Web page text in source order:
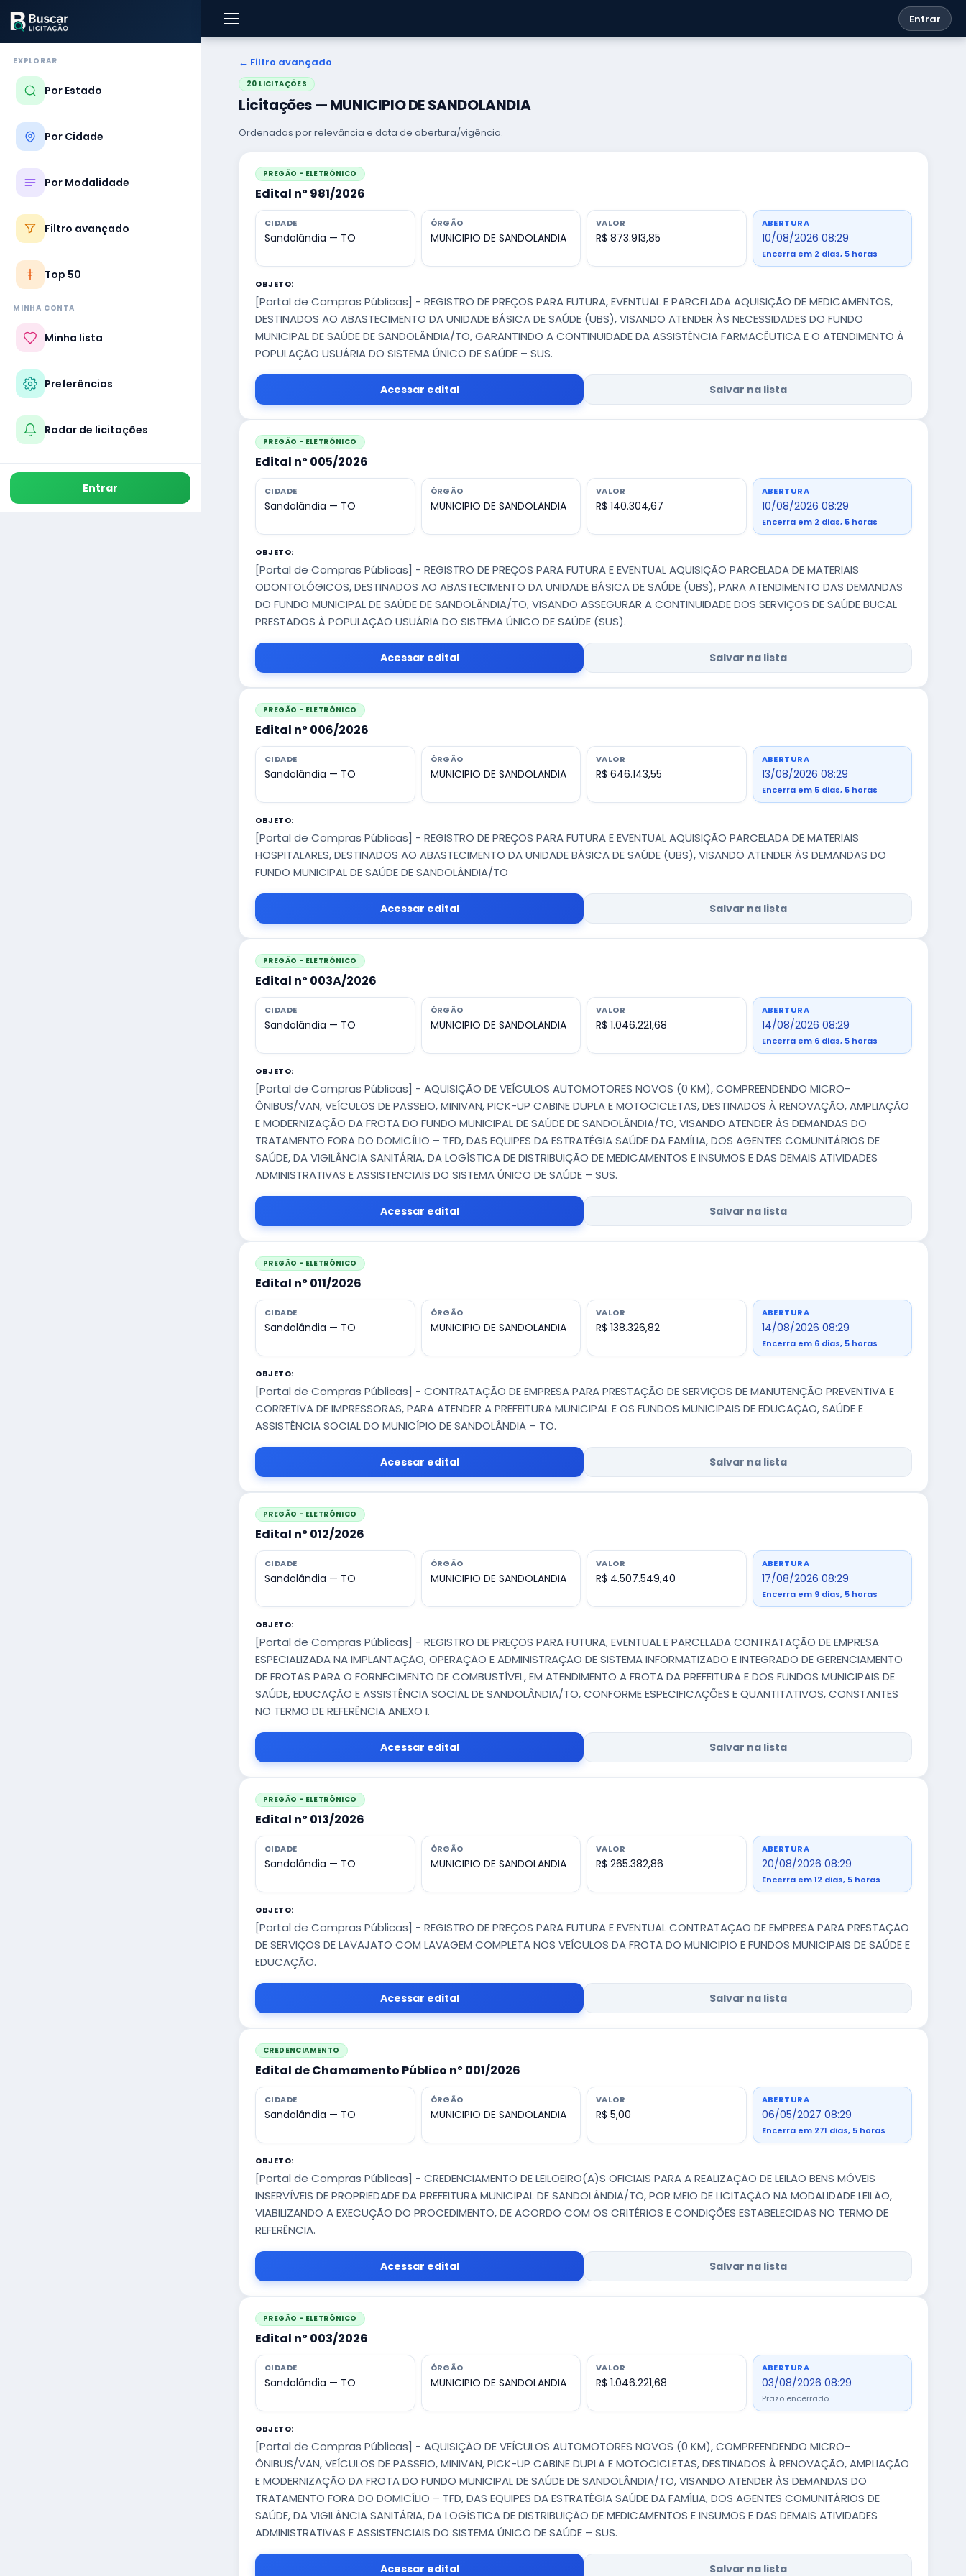
Entrar
EXPLORAR
Por Estado
Por Cidade
Por Modalidade
Filtro avançado
Top 50
MINHA CONTA
Minha lista
Preferências
Radar de licitações
Entrar
← Filtro avançado
20 LICITAÇÕES
Licitações — MUNICIPIO DE SANDOLANDIA
Ordenadas por relevância e data de abertura/vigência.
PREGÃO - ELETRÔNICO
Edital nº 981/2026
CIDADE
Sandolândia — TO
ÓRGÃO
MUNICIPIO DE SANDOLANDIA
VALOR
R$ 873.913,85
ABERTURA
10/08/2026 08:29
Encerra em 2 dias, 5 horas
OBJETO:
[Portal de Compras Públicas] - REGISTRO DE PREÇOS PARA FUTURA, EVENTUAL E PARCELADA AQUISIÇÃO DE MEDICAMENTOS,
DESTINADOS AO ABASTECIMENTO DA UNIDADE BÁSICA DE SAÚDE (UBS), VISANDO ATENDER ÀS NECESSIDADES DO FUNDO
MUNICIPAL DE SAÚDE DE SANDOLÂNDIA/TO, GARANTINDO A CONTINUIDADE DA ASSISTÊNCIA FARMACÊUTICA E O ATENDIMENTO À
POPULAÇÃO USUÁRIA DO SISTEMA ÚNICO DE SAÚDE – SUS.
Acessar edital Salvar na lista
PREGÃO - ELETRÔNICO
Edital nº 005/2026
CIDADE
Sandolândia — TO
ÓRGÃO
MUNICIPIO DE SANDOLANDIA
VALOR
R$ 140.304,67
ABERTURA
10/08/2026 08:29
Encerra em 2 dias, 5 horas
OBJETO:
[Portal de Compras Públicas] - REGISTRO DE PREÇOS PARA FUTURA E EVENTUAL AQUISIÇÃO PARCELADA DE MATERIAIS
ODONTOLÓGICOS, DESTINADOS AO ABASTECIMENTO DA UNIDADE BÁSICA DE SAÚDE (UBS), PARA ATENDIMENTO DAS DEMANDAS
DO FUNDO MUNICIPAL DE SAÚDE DE SANDOLÂNDIA/TO, VISANDO ASSEGURAR A CONTINUIDADE DOS SERVIÇOS DE SAÚDE BUCAL
PRESTADOS À POPULAÇÃO USUÁRIA DO SISTEMA ÚNICO DE SAÚDE (SUS).
Acessar edital Salvar na lista
PREGÃO - ELETRÔNICO
Edital nº 006/2026
CIDADE
Sandolândia — TO
ÓRGÃO
MUNICIPIO DE SANDOLANDIA
VALOR
R$ 646.143,55
ABERTURA
13/08/2026 08:29
Encerra em 5 dias, 5 horas
OBJETO:
[Portal de Compras Públicas] - REGISTRO DE PREÇOS PARA FUTURA E EVENTUAL AQUISIÇÃO PARCELADA DE MATERIAIS
HOSPITALARES, DESTINADOS AO ABASTECIMENTO DA UNIDADE BÁSICA DE SAÚDE (UBS), VISANDO ATENDER ÀS DEMANDAS DO
FUNDO MUNICIPAL DE SAÚDE DE SANDOLÂNDIA/TO
Acessar edital Salvar na lista
PREGÃO - ELETRÔNICO
Edital nº 003A/2026
CIDADE
Sandolândia — TO
ÓRGÃO
MUNICIPIO DE SANDOLANDIA
VALOR
R$ 1.046.221,68
ABERTURA
14/08/2026 08:29
Encerra em 6 dias, 5 horas
OBJETO:
[Portal de Compras Públicas] - AQUISIÇÃO DE VEÍCULOS AUTOMOTORES NOVOS (0 KM), COMPREENDENDO MICRO-
ÔNIBUS/VAN, VEÍCULOS DE PASSEIO, MINIVAN, PICK-UP CABINE DUPLA E MOTOCICLETAS, DESTINADOS À RENOVAÇÃO, AMPLIAÇÃO
E MODERNIZAÇÃO DA FROTA DO FUNDO MUNICIPAL DE SAÚDE DE SANDOLÂNDIA/TO, VISANDO ATENDER ÀS DEMANDAS DO
TRATAMENTO FORA DO DOMICÍLIO – TFD, DAS EQUIPES DA ESTRATÉGIA SAÚDE DA FAMÍLIA, DOS AGENTES COMUNITÁRIOS DE
SAÚDE, DA VIGILÂNCIA SANITÁRIA, DA LOGÍSTICA DE DISTRIBUIÇÃO DE MEDICAMENTOS E INSUMOS E DAS DEMAIS ATIVIDADES
ADMINISTRATIVAS E ASSISTENCIAIS DO SISTEMA ÚNICO DE SAÚDE – SUS.
Acessar edital Salvar na lista
PREGÃO - ELETRÔNICO
Edital nº 011/2026
CIDADE
Sandolândia — TO
ÓRGÃO
MUNICIPIO DE SANDOLANDIA
VALOR
R$ 138.326,82
ABERTURA
14/08/2026 08:29
Encerra em 6 dias, 5 horas
OBJETO:
[Portal de Compras Públicas] - CONTRATAÇÃO DE EMPRESA PARA PRESTAÇÃO DE SERVIÇOS DE MANUTENÇÃO PREVENTIVA E
CORRETIVA DE IMPRESSORAS, PARA ATENDER A PREFEITURA MUNICIPAL E OS FUNDOS MUNICIPAIS DE EDUCAÇÃO, SAÚDE E
ASSISTÊNCIA SOCIAL DO MUNICÍPIO DE SANDOLÂNDIA – TO.
Acessar edital Salvar na lista
PREGÃO - ELETRÔNICO
Edital nº 012/2026
CIDADE
Sandolândia — TO
ÓRGÃO
MUNICIPIO DE SANDOLANDIA
VALOR
R$ 4.507.549,40
ABERTURA
17/08/2026 08:29
Encerra em 9 dias, 5 horas
OBJETO:
[Portal de Compras Públicas] - REGISTRO DE PREÇOS PARA FUTURA, EVENTUAL E PARCELADA CONTRATAÇÃO DE EMPRESA
ESPECIALIZADA NA IMPLANTAÇÃO, OPERAÇÃO E ADMINISTRAÇÃO DE SISTEMA INFORMATIZADO E INTEGRADO DE GERENCIAMENTO
DE FROTAS PARA O FORNECIMENTO DE COMBUSTÍVEL, EM ATENDIMENTO A FROTA DA PREFEITURA E DOS FUNDOS MUNICIPAIS DE
SAÚDE, EDUCAÇÃO E ASSISTÊNCIA SOCIAL DE SANDOLÂNDIA/TO, CONFORME ESPECIFICAÇÕES E QUANTITATIVOS, CONSTANTES
NO TERMO DE REFERÊNCIA ANEXO I.
Acessar edital Salvar na lista
PREGÃO - ELETRÔNICO
Edital nº 013/2026
CIDADE
Sandolândia — TO
ÓRGÃO
MUNICIPIO DE SANDOLANDIA
VALOR
R$ 265.382,86
ABERTURA
20/08/2026 08:29
Encerra em 12 dias, 5 horas
OBJETO:
[Portal de Compras Públicas] - REGISTRO DE PREÇOS PARA FUTURA E EVENTUAL CONTRATAÇAO DE EMPRESA PARA PRESTAÇÃO
DE SERVIÇOS DE LAVAJATO COM LAVAGEM COMPLETA NOS VEÍCULOS DA FROTA DO MUNICIPIO E FUNDOS MUNICIPAIS DE SAÚDE E
EDUCAÇÃO.
Acessar edital Salvar na lista
CREDENCIAMENTO
Edital de Chamamento Público nº 001/2026
CIDADE
Sandolândia — TO
ÓRGÃO
MUNICIPIO DE SANDOLANDIA
VALOR
R$ 5,00
ABERTURA
06/05/2027 08:29
Encerra em 271 dias, 5 horas
OBJETO:
[Portal de Compras Públicas] - CREDENCIAMENTO DE LEILOEIRO(A)S OFICIAIS PARA A REALIZAÇÃO DE LEILÃO BENS MÓVEIS
INSERVÍVEIS DE PROPRIEDADE DA PREFEITURA MUNICIPAL DE SANDOLÂNDIA/TO, POR MEIO DE LICITAÇÃO NA MODALIDADE LEILÃO,
VIABILIZANDO A EXECUÇÃO DO PROCEDIMENTO, DE ACORDO COM OS CRITÉRIOS E CONDIÇÕES ESTABELECIDAS NO TERMO DE
REFERÊNCIA.
Acessar edital Salvar na lista
PREGÃO - ELETRÔNICO
Edital nº 003/2026
CIDADE
Sandolândia — TO
ÓRGÃO
MUNICIPIO DE SANDOLANDIA
VALOR
R$ 1.046.221,68
ABERTURA
03/08/2026 08:29
Prazo encerrado
OBJETO:
[Portal de Compras Públicas] - AQUISIÇÃO DE VEÍCULOS AUTOMOTORES NOVOS (0 KM), COMPREENDENDO MICRO-
ÔNIBUS/VAN, VEÍCULOS DE PASSEIO, MINIVAN, PICK-UP CABINE DUPLA E MOTOCICLETAS, DESTINADOS À RENOVAÇÃO, AMPLIAÇÃO
E MODERNIZAÇÃO DA FROTA DO FUNDO MUNICIPAL DE SAÚDE DE SANDOLÂNDIA/TO, VISANDO ATENDER ÀS DEMANDAS DO
TRATAMENTO FORA DO DOMICÍLIO – TFD, DAS EQUIPES DA ESTRATÉGIA SAÚDE DA FAMÍLIA, DOS AGENTES COMUNITÁRIOS DE
SAÚDE, DA VIGILÂNCIA SANITÁRIA, DA LOGÍSTICA DE DISTRIBUIÇÃO DE MEDICAMENTOS E INSUMOS E DAS DEMAIS ATIVIDADES
ADMINISTRATIVAS E ASSISTENCIAIS DO SISTEMA ÚNICO DE SAÚDE – SUS.
Acessar edital Salvar na lista